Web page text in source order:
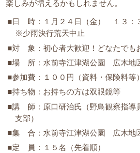
楽しみが増えるかもしれません。
■日 時：１月２４日（金） １３：
※少雨決行荒天中止
■対 象：初心者大歓迎！どなたでも
■場 所：水前寺江津湖公園 広木地
■参加費：１００円（資料・保険料等）
■持ち物：お持ちの方は双眼鏡等
■講 師：原口研治氏（野鳥観察指導
支部）
■集 合：水前寺江津湖公園 広木地
■定 員：１５名（先着順）